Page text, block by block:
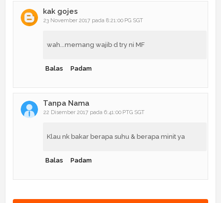
kak gojes
23 November 2017 pada 8:21:00 PG SGT
wah...memang wajib d try ni MF
Balas Padam
Tanpa Nama
22 Disember 2017 pada 6:41:00 PTG SGT
Klau nk bakar berapa suhu & berapa minit ya
Balas Padam